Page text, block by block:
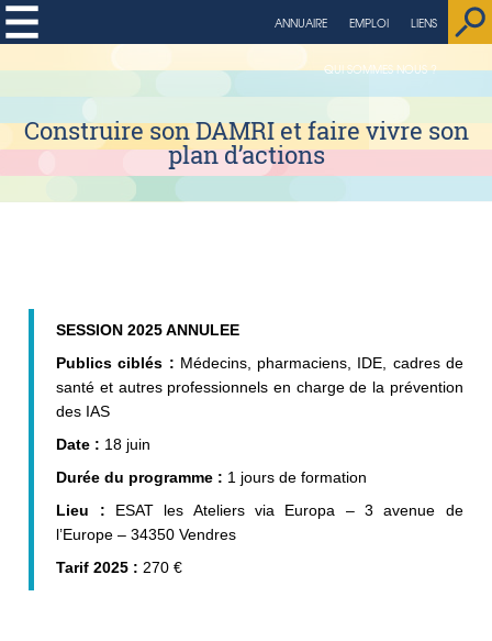
LIENS
EMPLOI
ANNUAIRE
QUI SOMMES NOUS ?
string(4) "page"
Construire son DAMRI et faire vivre son
plan d’actions
SESSION 2025 ANNULEE
Publics ciblés : Médecins, pharmaciens, IDE, cadres de
santé et autres professionnels en charge de la prévention
des IAS
Date : 18 juin
Durée du programme : 1 jours de formation
Lieu : ESAT les Ateliers via Europa – 3 avenue de
l’Europe – 34350 Vendres
Tarif 2025 : 270 €